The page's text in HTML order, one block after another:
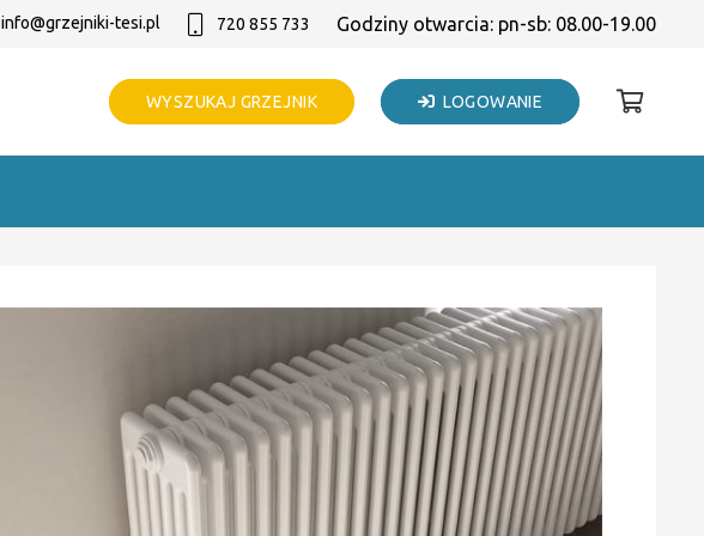
info@grzejniki-tesi.pl 720 855 733 Godziny otwarcia: pn-sb: 08.00-19.00
WYSZUKAJ GRZEJNIK LOGOWANIE